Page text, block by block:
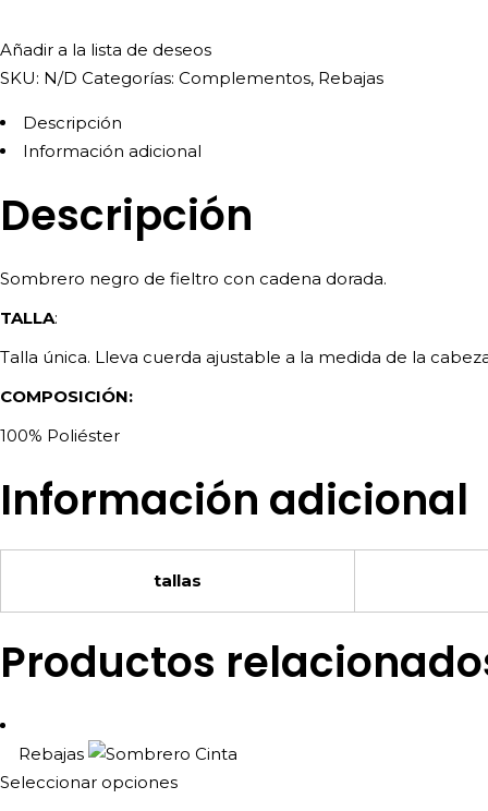
Añadir a la lista de deseos
SKU: N/D Categorías: Complementos, Rebajas
Descripción
Información adicional
Descripción
Sombrero negro de fieltro con cadena dorada.
TALLA:
Talla única. Lleva cuerda ajustable a la medida de la
COMPOSICIÓN:
100% Poliéster
Información adicional
tallas
Productos
Rebajas
Seleccionar opcionesEste